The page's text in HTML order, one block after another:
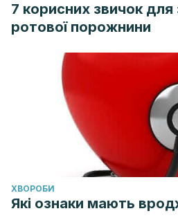
7 корисних звичок для
ротової порожнини
ХВОРОБИ
Які ознаки мають